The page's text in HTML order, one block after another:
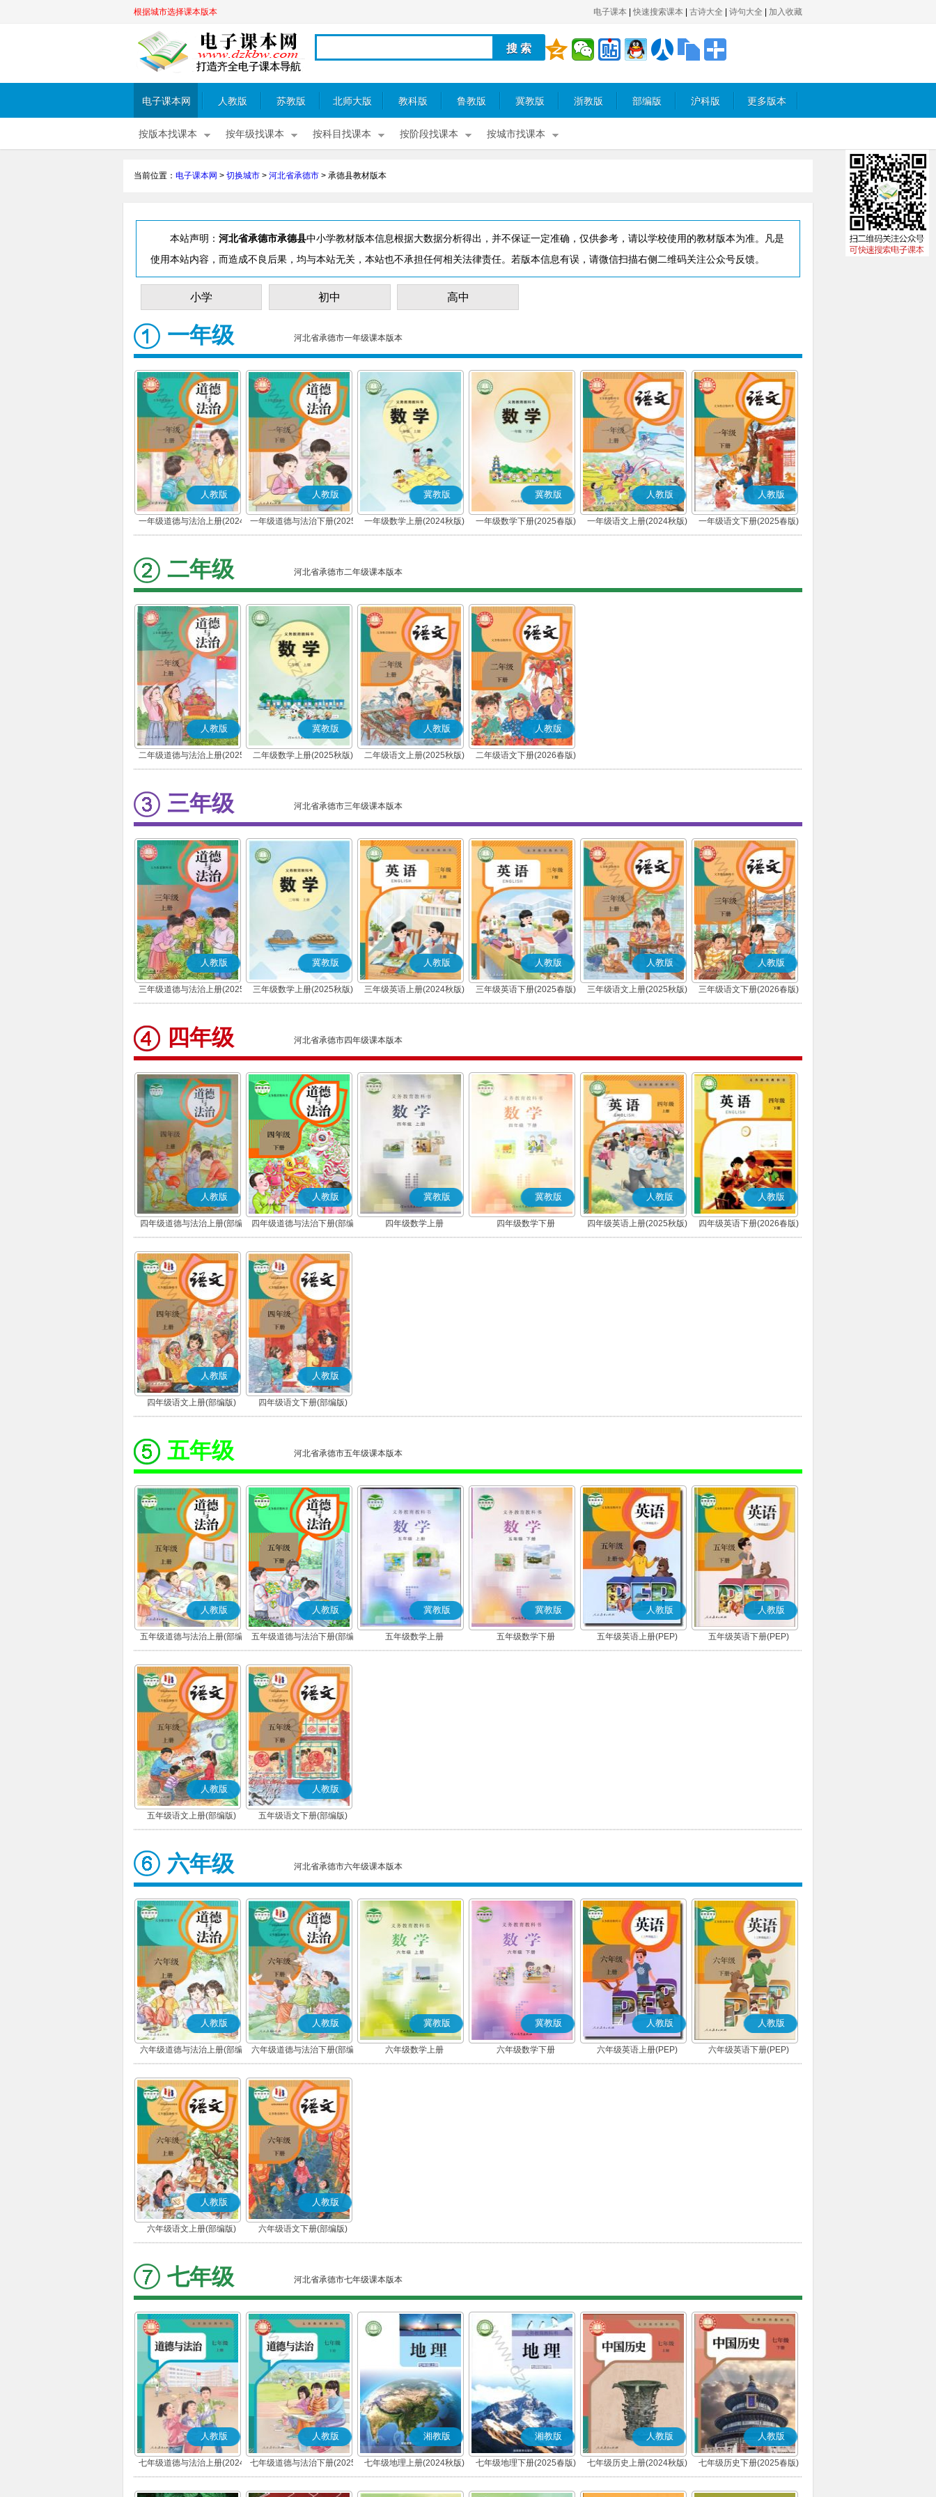
根据城市选择课本版本 电子课本 快速搜索课本 古诗大全 诗句大全 加入收藏
电子课本网 人教版 苏教版 北师大版 教科版 鲁教版 冀教版 浙教版 部编版 沪科版 更多版本
按版本找课本 按年级找课本 按科目找课本 按阶段找课本 按城市找课本
当前位置： 电子课本网 > 切换城市 > 河北省承德市 > 承德县教材版本
本站声明： 河北省承德市承德县中小学教材版本信息根据大数据分析得出，并不保证一定准确，仅供参考，请以学校使用的教材版本为准。凡是
使用本站内容，而造成不良后果，均与本站无关，本站也不承担任何相关法律责任。若版本信息有误，请微信扫描右侧二维码关注公众号反馈。
小学 初中 高中
一年级 河北省承德市一年级课本版本
人教版
一年级道德与法治上册(2024
秋版)(部编版)
人教版
一年级道德与法治下册(2025
春版)(部编版)
冀教版
一年级数学上册(2024秋版)
冀教版
一年级数学下册(2025春版)
人教版
一年级语文上册(2024秋版)
(部编版)
人教版
一年级语文下册(2025春版)
(部编版)
二年级 河北省承德市二年级课本版本
人教版
二年级道德与法治上册(2025
秋版)(部编版)
冀教版
二年级数学上册(2025秋版)
人教版
二年级语文上册(2025秋版)
(部编版)
人教版
二年级语文下册(2026春版)
(部编版)
三年级 河北省承德市三年级课本版本
人教版
三年级道德与法治上册(2025
秋版)(部编版)
冀教版
三年级数学上册(2025秋版)
人教版
三年级英语上册(2024秋版)
(PEP)
人教版
三年级英语下册(2025春版)
(PEP)
人教版
三年级语文上册(2025秋版)
(部编版)
人教版
三年级语文下册(2026春版)
(部编版)
四年级 河北省承德市四年级课本版本
人教版
四年级道德与法治上册(部编
版)
人教版
四年级道德与法治下册(部编
版)
冀教版
四年级数学上册
冀教版
四年级数学下册
人教版
四年级英语上册(2025秋版)
(PEP)
人教版
四年级英语下册(2026春版)
(PEP)
人教版
四年级语文上册(部编版)
人教版
四年级语文下册(部编版)
五年级 河北省承德市五年级课本版本
人教版
五年级道德与法治上册(部编
版)
人教版
五年级道德与法治下册(部编
版)
冀教版
五年级数学上册
冀教版
五年级数学下册
人教版
五年级英语上册(PEP)
人教版
五年级英语下册(PEP)
人教版
五年级语文上册(部编版)
人教版
五年级语文下册(部编版)
六年级 河北省承德市六年级课本版本
人教版
六年级道德与法治上册(部编
版)
人教版
六年级道德与法治下册(部编
版)
冀教版
六年级数学上册
冀教版
六年级数学下册
人教版
六年级英语上册(PEP)
人教版
六年级英语下册(PEP)
人教版
六年级语文上册(部编版)
人教版
六年级语文下册(部编版)
七年级 河北省承德市七年级课本版本
人教版
七年级道德与法治上册(2024
秋版)(部编版)
人教版
七年级道德与法治下册(2025
春版)(部编版)
湘教版
七年级地理上册(2024秋版)
湘教版
七年级地理下册(2025春版)
人教版
七年级历史上册(2024秋版)
(部编版)
人教版
七年级历史下册(2025春版)
(部编版)